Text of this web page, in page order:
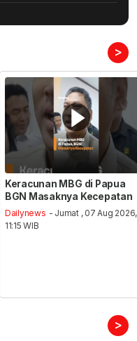
>
Keracunan MBG di Papua
BGN Masaknya Kecepatan
Dailynews - Jumat , 07 Aug 2026,
11:15 WIB
>